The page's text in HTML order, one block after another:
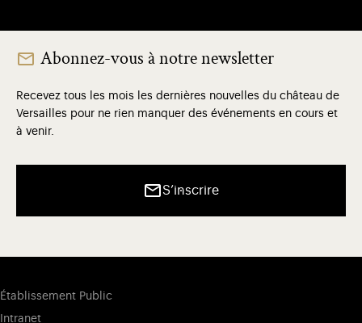
Abonnez-vous à notre newsletter
Recevez tous les mois les dernières nouvelles du château de
Versailles pour ne rien manquer des événements en cours et
à venir.
S’inscrire
Établissement Public
Intranet